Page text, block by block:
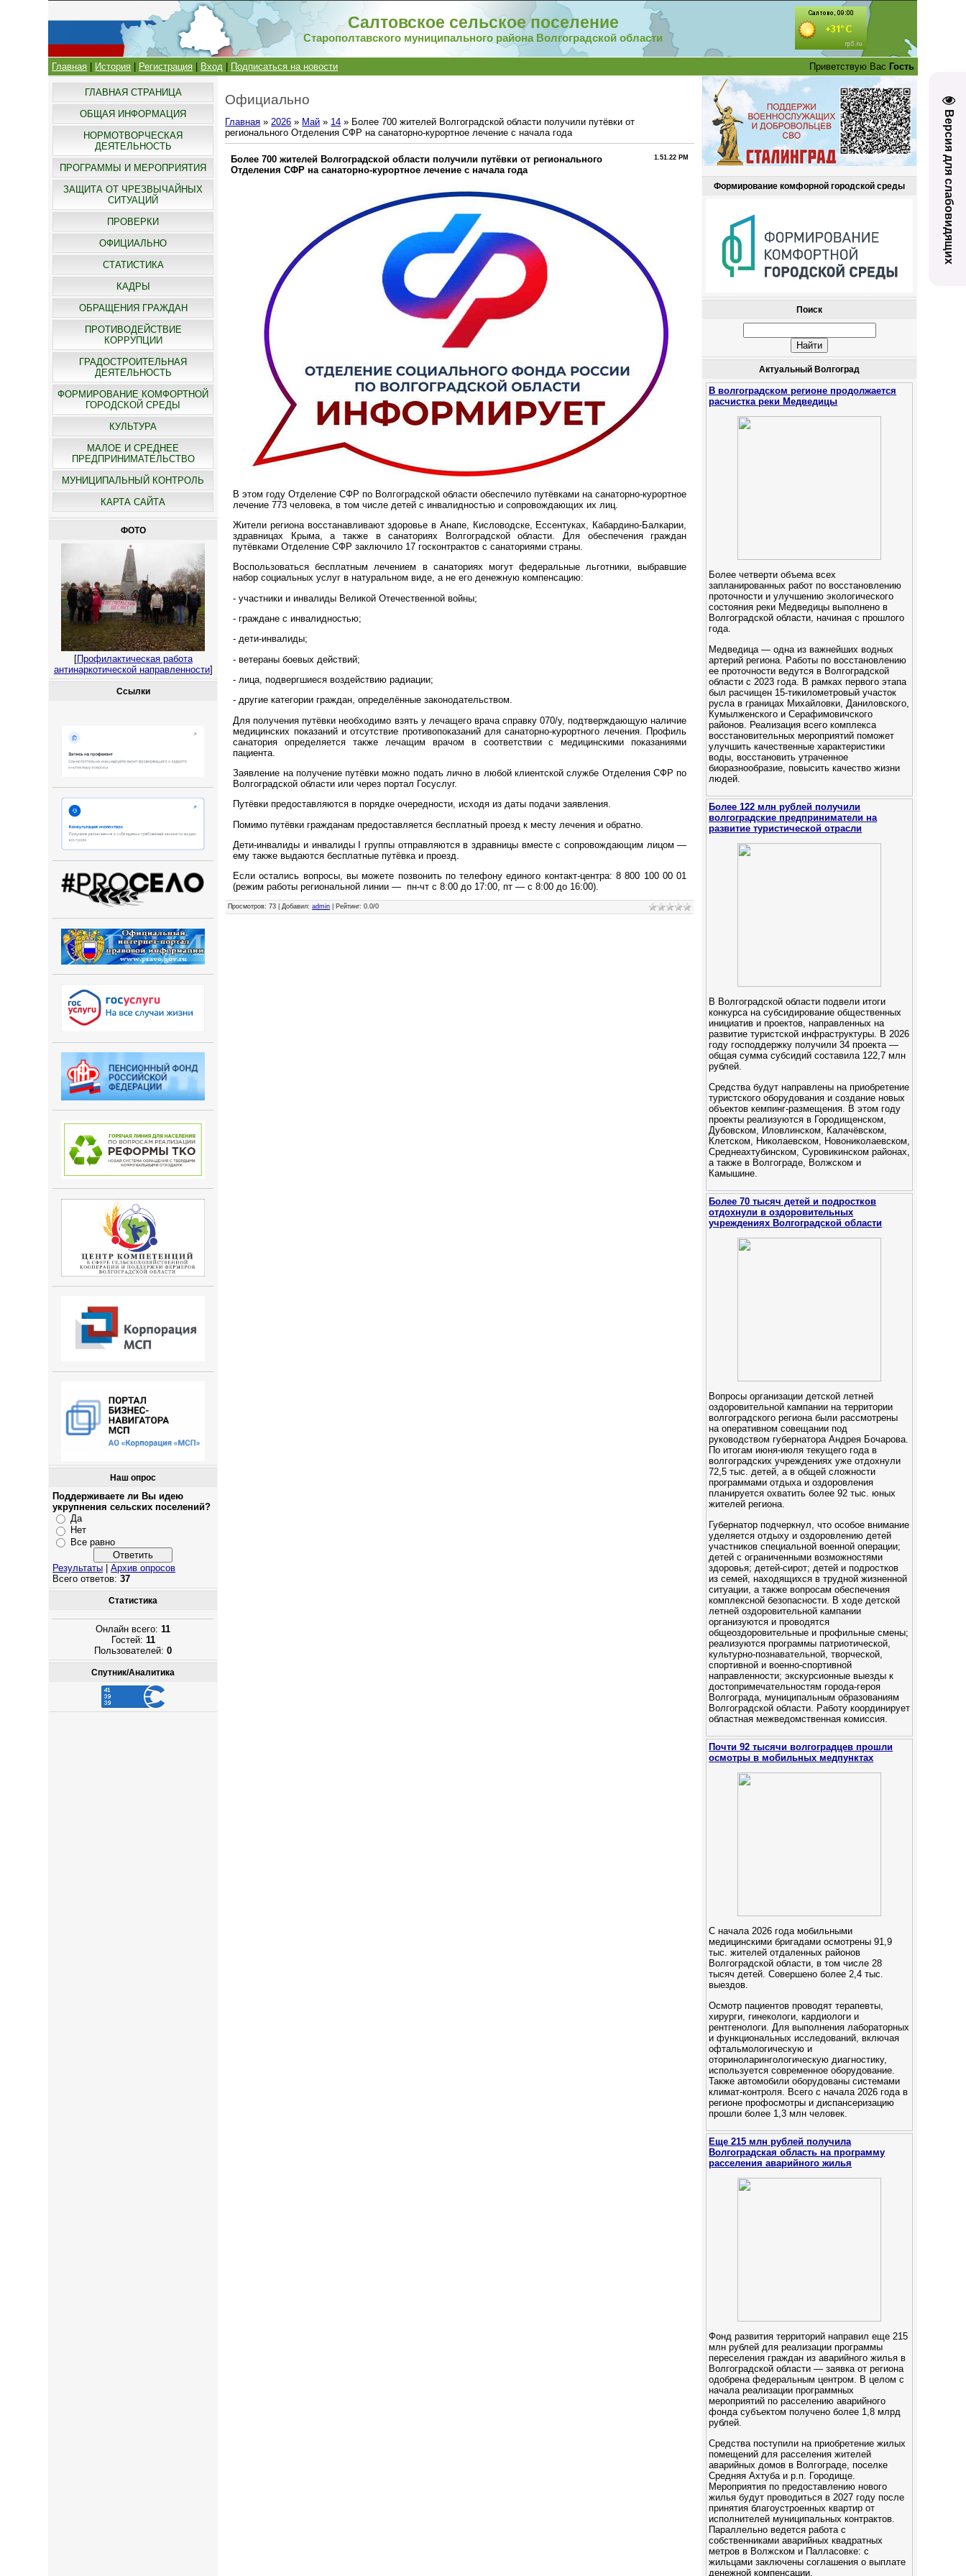
Версия для слабовидящих
Салтовское сельское поселение
Старополтавского муниципального района Волгоградской области
Главная История Регистрация Вход Подписаться на новости Приветствую Вас Гость
ГЛАВНАЯ СТРАНИЦА
ОБЩАЯ ИНФОРМАЦИЯ
НОРМОТВОРЧЕСКАЯ
ДЕЯТЕЛЬНОСТЬ
ПРОГРАММЫ И МЕРОПРИЯТИЯ
ЗАЩИТА ОТ ЧРЕЗВЫЧАЙНЫХ
СИТУАЦИЙ
ПРОВЕРКИ
ОФИЦИАЛЬНО
СТАТИСТИКА
КАДРЫ
ОБРАЩЕНИЯ ГРАЖДАН
ПРОТИВОДЕЙСТВИЕ
КОРРУПЦИИ
ГРАДОСТРОИТЕЛЬНАЯ
ДЕЯТЕЛЬНОСТЬ
ФОРМИРОВАНИЕ КОМФОРТНОЙ
ГОРОДСКОЙ СРЕДЫ
КУЛЬТУРА
МАЛОЕ И СРЕДНЕЕ
ПРЕДПРИНИМАТЕЛЬСТВО
МУНИЦИПАЛЬНЫЙ КОНТРОЛЬ
КАРТА САЙТА
ФОТО
[Профилактическая работа
антинаркотической направленности]
Ссылки
Наш опрос
Поддерживаете ли Вы идею
укрупнения сельских поселений?
Да
Нет
Все равно
Результаты |Архив опросов
Всего ответов:37
Статистика
Онлайн всего:11
Гостей: 11
Пользователей:0
Спутник/Аналитика
Официально
Главная »2026 » Май » 14 » Более 700 жителей Волгоградской области получили путёвки от
регионального Отделения СФР на санаторно-курортное лечение с начала года
1.51.22 PM
Более 700 жителей Волгоградской области получили путёвки от регионального
Отделения СФР на санаторно-курортное лечение с начала года
В этом году Отделение СФР по Волгоградской области обеспечило путёвками на санаторно-курортное
лечение 773 человека, в том числе детей с инвалидностью и сопровождающих их лиц.
Жители региона восстанавливают здоровье в Анапе, Кисловодске, Ессентуках, Кабардино-Балкарии,
здравницах Крыма, а также в санаториях Волгоградской области. Для обеспечения граждан
путёвками Отделение СФР заключило 17 госконтрактов с санаториями страны.
Воспользоваться бесплатным лечением в санаториях могут федеральные льготники, выбравшие
набор социальных услуг в натуральном виде, а не его денежную компенсацию:
- участники и инвалиды Великой Отечественной войны;
- граждане с инвалидностью;
- дети-инвалиды;
- ветераны боевых действий;
- лица, подвергшиеся воздействию радиации;
- другие категории граждан, определённые законодательством.
Для получения путёвки необходимо взять у лечащего врача справку 070/у, подтверждающую наличие
медицинских показаний и отсутствие противопоказаний для санаторно-курортного лечения. Профиль
санатория определяется также лечащим врачом в соответствии с медицинскими показаниями
пациента.
Заявление на получение путёвки можно подать лично в любой клиентской службе Отделения СФР по
Волгоградской области или через портал Госуслуг.
Путёвки предоставляются в порядке очередности, исходя из даты подачи заявления.
Помимо путёвки гражданам предоставляется бесплатный проезд к месту лечения и обратно.
Дети-инвалиды и инвалиды I группы отправляются в здравницы вместе с сопровождающим лицом —
ему также выдаются бесплатные путёвка и проезд.
Если остались вопросы, вы можете позвонить по телефону единого контакт-центра: 8 800 100 00 01
(режим работы региональной линии — пн-чт с 8:00 до 17:00, пт — с 8:00 до 16:00).
Просмотров: 73 |Добавил:admin Рейтинг:0.0/0
Формирование комфорной городской среды
Поиск
Актуальный Волгоград
В волгоградском регионе продолжается
расчистка реки Медведицы
Более четверти объема всех
запланированных работ по восстановлению
проточности и улучшению экологического
состояния реки Медведицы выполнено в
Волгоградской области, начиная с прошлого
года.
Медведица — одна из важнейших водных
артерий региона. Работы по восстановлению
ее проточности ведутся в Волгоградской
области с 2023 года. В рамках первого этапа
был расчищен 15-тикилометровый участок
русла в границах Михайловки, Даниловского,
Кумылженского и Серафимовичского
районов. Реализация всего комплекса
восстановительных мероприятий поможет
улучшить качественные характеристики
воды, восстановить утраченное
биоразнообразие, повысить качество жизни
людей.
Более 122 млн рублей получили
волгоградские предприниматели на
развитие туристической отрасли
В Волгоградской области подвели итоги
конкурса на субсидирование общественных
инициатив и проектов, направленных на
развитие туристской инфраструктуры. В 2026
году господдержку получили 34 проекта —
общая сумма субсидий составила 122,7 млн
рублей.
Средства будут направлены на приобретение
туристского оборудования и создание новых
объектов кемпинг‑размещения. В этом году
проекты реализуются в Городищенском,
Дубовском, Иловлинском, Калачёвском,
Клетском, Николаевском, Новониколаевском,
Среднеахтубинском, Суровикинском районах,
а также в Волгограде, Волжском и
Камышине.
Более 70 тысяч детей и подростков
отдохнули в оздоровительных
учреждениях Волгоградской области
Вопросы организации детской летней
оздоровительной кампании на территории
волгоградского региона были рассмотрены
на оперативном совещании под
руководством губернатора Андрея Бочарова.
По итогам июня-июля текущего года в
волгоградских учреждениях уже отдохнули
72,5 тыс. детей, а в общей сложности
программами отдыха и оздоровления
планируется охватить более 92 тыс. юных
жителей региона.
Губернатор подчеркнул, что особое внимание
уделяется отдыху и оздоровлению детей
участников специальной военной операции;
детей с ограниченными возможностями
здоровья; детей-сирот; детей и подростков
из семей, находящихся в трудной жизненной
ситуации, а также вопросам обеспечения
комплексной безопасности. В ходе детской
летней оздоровительной кампании
организуются и проводятся
общеоздоровительные и профильные смены;
реализуются программы патриотической,
культурно-познавательной, творческой,
спортивной и военно-спортивной
направленности; экскурсионные выезды к
достопримечательностям города-героя
Волгограда, муниципальным образованиям
Волгоградской области. Работу координирует
областная межведомственная комиссия.
Почти 92 тысячи волгоградцев прошли
осмотры в мобильных медпунктах
С начала 2026 года мобильными
медицинскими бригадами осмотрены 91,9
тыс. жителей отдаленных районов
Волгоградской области, в том числе 28
тысяч детей. Cовершено более 2,4 тыс.
выездов.
Осмотр пациентов проводят терапевты,
хирурги, гинекологи, кардиологи и
рентгенологи. Для выполнения лабораторных
и функциональных исследований, включая
офтальмологическую и
оториноларингологическую диагностику,
используется современное оборудование.
Также автомобили оборудованы системами
климат-контроля. Всего с начала 2026 года в
регионе профосмотры и диспансеризацию
прошли более 1,3 млн человек.
Еще 215 млн рублей получила
Волгоградская область на программу
расселения аварийного жилья
Фонд развития территорий направил еще 215
млн рублей для реализации программы
переселения граждан из аварийного жилья в
Волгоградской области — заявка от региона
одобрена федеральным центром. В целом с
начала реализации программных
мероприятий по расселению аварийного
фонда субъектом получено более 1,8 млрд
рублей.
Средства поступили на приобретение жилых
помещений для расселения жителей
аварийных домов в Волгограде, поселке
Средняя Ахтуба и р.п. Городище.
Мероприятия по предоставлению нового
жилья будут проводиться в 2027 году после
принятия благоустроенных квартир от
исполнителей муниципальных контрактов.
Параллельно ведется работа с
собственниками аварийных квадратных
метров в Волжском и Палласовке: с
жильцами заключены соглашения о выплате
денежной компенсации.